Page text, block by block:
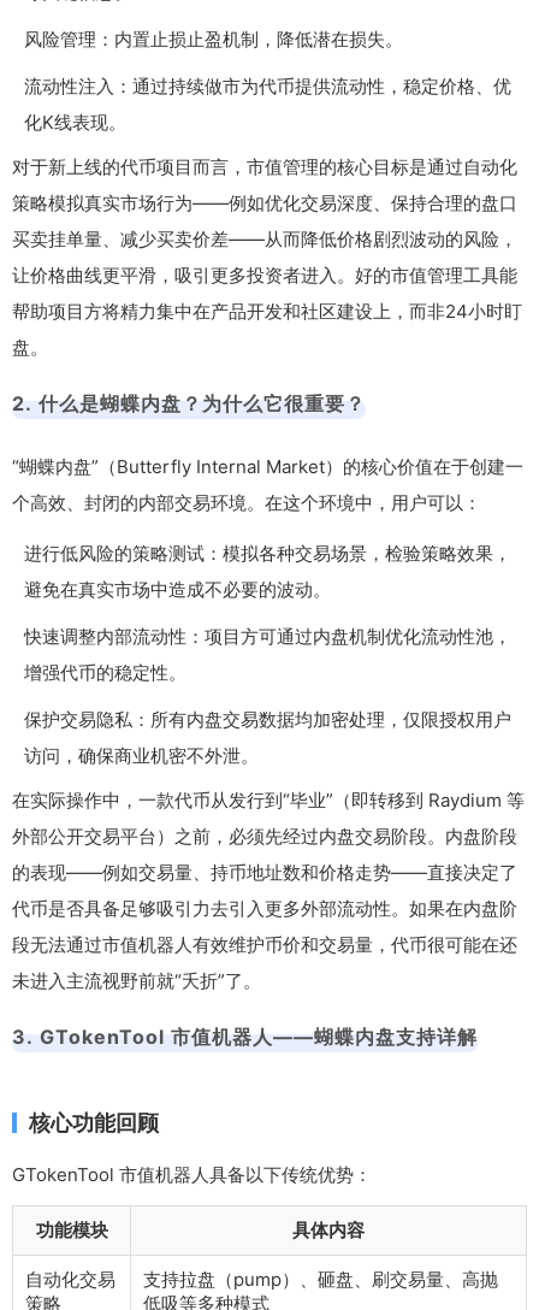
风险管理：内置止损止盈机制，降低潜在损失。
流动性注入：通过持续做市为代币提供流动性，稳定价格、优
化K线表现。
对于新上线的代币项目而言，市值管理的核心目标是通过自动化
策略模拟真实市场行为——例如优化交易深度、保持合理的盘口
买卖挂单量、减少买卖价差——从而降低价格剧烈波动的风险，
让价格曲线更平滑，吸引更多投资者进入。好的市值管理工具能
帮助项目方将精力集中在产品开发和社区建设上，而非24小时盯
盘。
2. 什么是蝴蝶内盘？为什么它很重要？
“蝴蝶内盘”（Butterfly Internal Market）的核心价值在于创建一
个高效、封闭的内部交易环境。在这个环境中，用户可以：
进行低风险的策略测试：模拟各种交易场景，检验策略效果，
避免在真实市场中造成不必要的波动。
快速调整内部流动性：项目方可通过内盘机制优化流动性池，
增强代币的稳定性。
保护交易隐私：所有内盘交易数据均加密处理，仅限授权用户
访问，确保商业机密不外泄。
在实际操作中，一款代币从发行到“毕业”（即转移到 Raydium 等
外部公开交易平台）之前，必须先经过内盘交易阶段。内盘阶段
的表现——例如交易量、持币地址数和价格走势——直接决定了
代币是否具备足够吸引力去引入更多外部流动性。如果在内盘阶
段无法通过市值机器人有效维护币价和交易量，代币很可能在还
未进入主流视野前就“夭折”了。
3. GTokenTool 市值机器人——蝴蝶内盘支持详解
核心功能回顾
GTokenTool 市值机器人具备以下传统优势：
功能模块 具体内容
自动化交易
策略
支持拉盘（pump）、砸盘、刷交易量、高抛
低吸等多种模式